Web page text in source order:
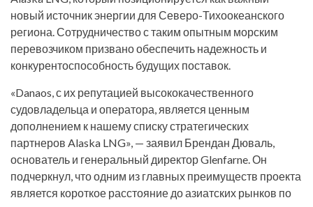
новый источник энергии для Северо-Тихоокеанского
региона. Сотрудничество с таким опытным морским
перевозчиком призвано обеспечить надежность и
конкурентоспособность будущих поставок.
«Danaos, с их репутацией высококачественного
судовладельца и оператора, является ценным
дополнением к нашему списку стратегических
партнеров Alaska LNG», — заявил Брендан Дюваль,
основатель и генеральный директор Glenfarne. Он
подчеркнул, что одним из главных преимуществ проекта
является короткое расстояние до азиатских рынков по